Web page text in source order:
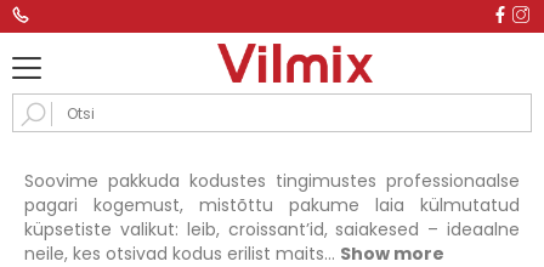
Soovime pakkuda kodustes tingimustes professionaalse
pagari kogemust, mistõttu pakume laia külmutatud
küpsetiste valikut: leib, croissant’id, saiakesed – ideaalne
neile, kes otsivad kodus erilist maits... Show more